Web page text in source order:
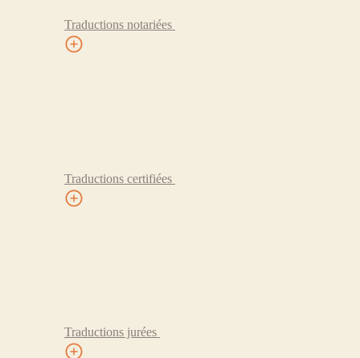
Traductions notariées
Traductions certifiées
Traductions jurées